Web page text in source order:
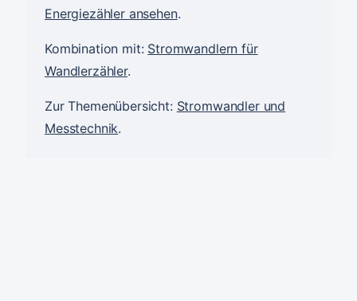
Energiezähler ansehen.
Kombination mit: Stromwandlern für
Wandlerzähler.
Zur Themenübersicht: Stromwandler und
Messtechnik.